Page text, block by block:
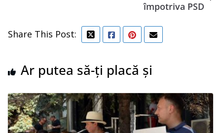
împotriva PSD
Share This Post:
Ar putea să-ți placă și